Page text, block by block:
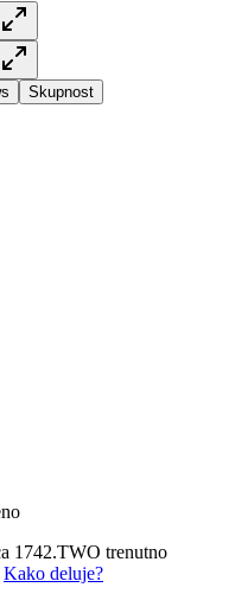
Skupnost
1742.TWO trenutno
Kako deluje?